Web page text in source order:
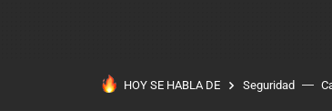
HOY SE HABLA DE Seguridad